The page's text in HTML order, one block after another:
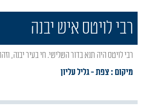
רבי לויטס איש יבנה
רבי לויטס היה תנא בדור השלישי. חי בעיר יבנה,
מיקום : צפת- גליל עליון